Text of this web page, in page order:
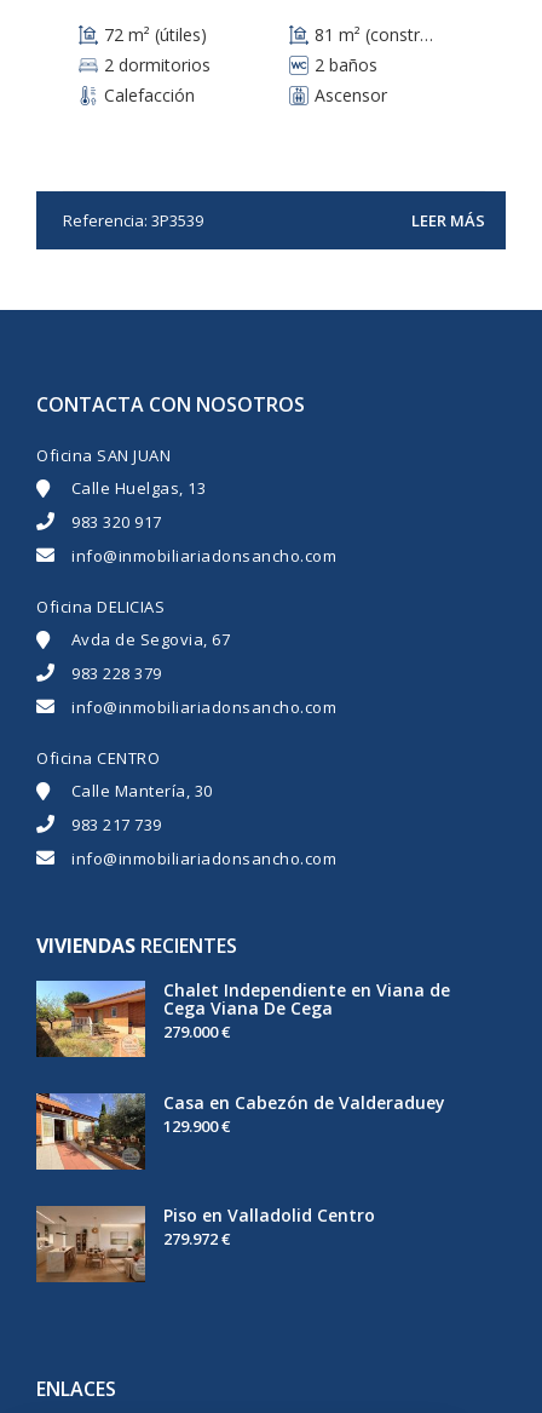
72 m² (útiles)
81 m² (construidos)
2 dormitorios
2 baños
Calefacción
Ascensor
Referencia: 3P3539 LEER MÁS
CONTACTA CON NOSOTROS
Oficina SAN JUAN
Calle Huelgas, 13
983 320 917
info@inmobiliariadonsancho.com
Oficina DELICIAS
Avda de Segovia, 67
983 228 379
info@inmobiliariadonsancho.com
Oficina CENTRO
Calle Mantería, 30
983 217 739
info@inmobiliariadonsancho.com
VIVIENDAS RECIENTES
Chalet Independiente en Viana de
Cega Viana De Cega
279.000 €
Casa en Cabezón de Valderaduey
129.900 €
Piso en Valladolid Centro
279.972 €
ENLACES